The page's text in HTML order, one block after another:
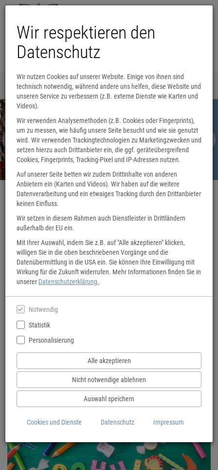
Wir respektieren den
Datenschutz
Wir nutzen Cookies auf unserer Website. Einige von ihnen sind
technisch notwendig, während andere uns helfen, diese Website und
unseren Service zu verbessern (z.B. externe Dienste wie Karten und
Videos).
Wir verwenden Analysemethoden (z.B. Cookies oder Fingerprints),
um zu messen, wie häufig unsere Seite besucht und wie sie genutzt
wird. Wir verwenden Trackingtechnologien zu Marketingzwecken und
setzen hierzu auch Drittanbieter ein, die ggf. geräteübergreifend
Cookies, Fingerprints, Tracking-Pixel und IP-Adressen nutzen.
Auf unserer Seite betten wir zudem Drittinhalte von anderen
Anbietern ein (Karten und Videos). Wir haben auf die weitere
Datenverarbeitung und ein etwaiges Tracking durch den Drittanbieter
keinen Einfluss.
Wir setzen in diesem Rahmen auch Dienstleister in Drittländern
außerhalb der EU ein.
Mit Ihrer Auswahl, indem Sie z.B. auf "Alle akzeptieren" klicken,
willigen Sie in die oben beschriebenen Vorgänge und die
Datenübermittlung in die USA ein. Sie können Ihre Einwilligung mit
Wirkung für die Zukunft widerrufen. Mehr Informationen finden Sie in
unserer Datenschutzerklärung.
Notwendig
Statistik
Personalisierung
Alle akzeptieren
Nicht notwendige ablehnen
Auswahl speichern
Cookies und Dienste Datenschutz Impressum
Menü 0
Libelle liest
Buchhandlung
tolino flip
Per Knopfdruck umblättern - ideal für Urlaub, Strand, Balkon und entspannte
Zum tolino flip